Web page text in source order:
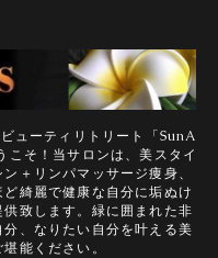
ューティリトリート「SunA
そ！当サロンは、美スタイ
＋リンパマッサージ痩身、
綺麗で健康な自分に垢ぬけ
致します。緑に囲まれた非
、なりたい自分を叶える美
能ください。